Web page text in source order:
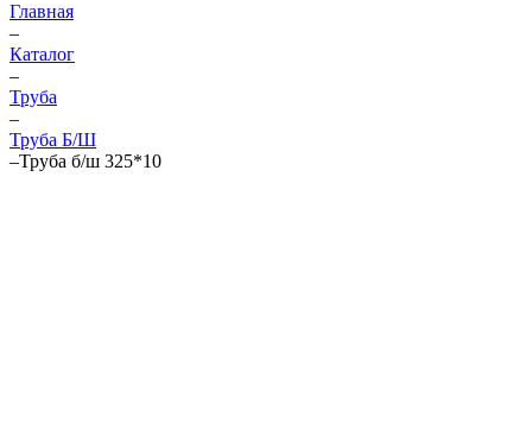
Главная
–
Каталог
–
Труба
–
Труба Б/Ш
–Труба б/ш 325*10